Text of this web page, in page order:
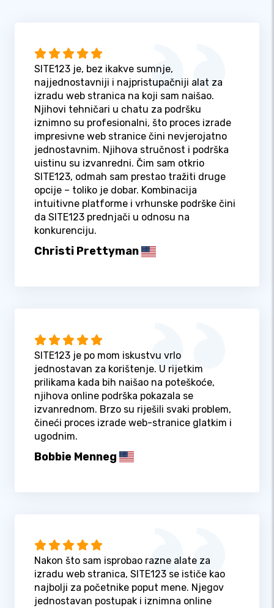
SITE123 je, bez ikakve sumnje,
najjednostavniji i najpristupačniji alat za
izradu web stranica na koji sam naišao.
Njihovi tehničari u chatu za podršku
iznimno su profesionalni, što proces izrade
impresivne web stranice čini nevjerojatno
jednostavnim. Njihova stručnost i podrška
uistinu su izvanredni. Čim sam otkrio
SITE123, odmah sam prestao tražiti druge
opcije – toliko je dobar. Kombinacija
intuitivne platforme i vrhunske podrške čini
da SITE123 prednjači u odnosu na
konkurenciju.
Christi Prettyman
SITE123 je po mom iskustvu vrlo
jednostavan za korištenje. U rijetkim
prilikama kada bih naišao na poteškoće,
njihova online podrška pokazala se
izvanrednom. Brzo su riješili svaki problem,
čineći proces izrade web-stranice glatkim i
ugodnim.
Bobbie Menneg
Nakon što sam isprobao razne alate za
izradu web stranica, SITE123 se ističe kao
najbolji za početnike poput mene. Njegov
jednostavan postupak i iznimna online